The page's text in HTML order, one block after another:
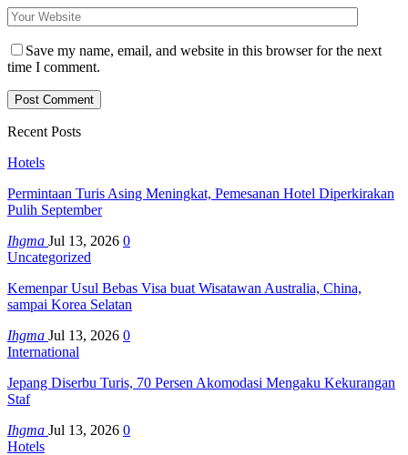
Save my name, email, and website in this browser for the next
time I comment.
Recent Posts
Hotels
Permintaan Turis Asing Meningkat, Pemesanan Hotel Diperkirakan
Pulih September
Ihgma Jul 13, 2026 0
Uncategorized
Kemenpar Usul Bebas Visa buat Wisatawan Australia, China,
sampai Korea Selatan
Ihgma Jul 13, 2026 0
International
Jepang Diserbu Turis, 70 Persen Akomodasi Mengaku Kekurangan
Staf
Ihgma Jul 13, 2026 0
Hotels